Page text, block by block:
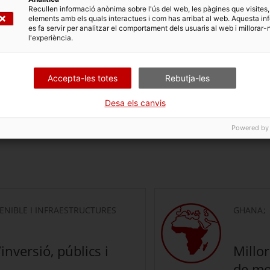
primeres crítiques per impulsar la transició
al sector de la
I INFRAESTRUCTURES
públics i
GHANA
Recullen informació anònima sobre l'ús del web, les pàgines que
elements amb els quals interactues i com has arribat al web. Aquesta
es fa servir per analitzar el comportament dels usuaris al web i millorar-
l'experiència.
Accepta-les totes Rebutja-les
Desa els canvis
Powered by